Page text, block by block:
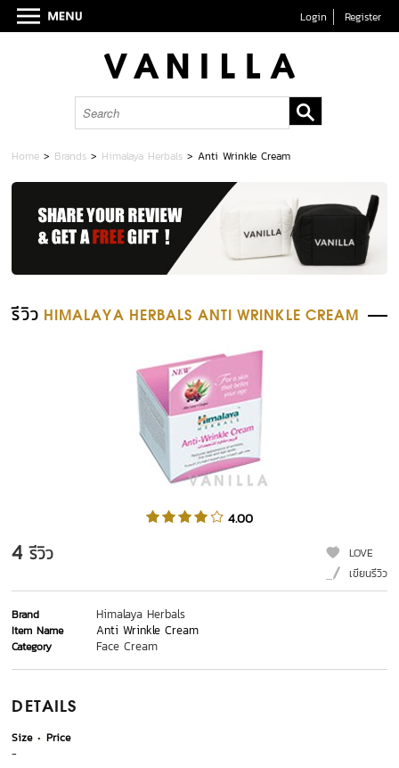
Login Register
Home > Brands > Himalaya Herbals >Anti Wrinkle Cream
รีวิว HIMALAYA HERBALS ANTI WRINKLE CREAM
4.00
4 รีวิว
LOVE
เขียนรีวิว
Brand Himalaya Herbals
Item Name Anti Wrinkle Cream
Category Face Cream
DETAILS
Size
Price
-